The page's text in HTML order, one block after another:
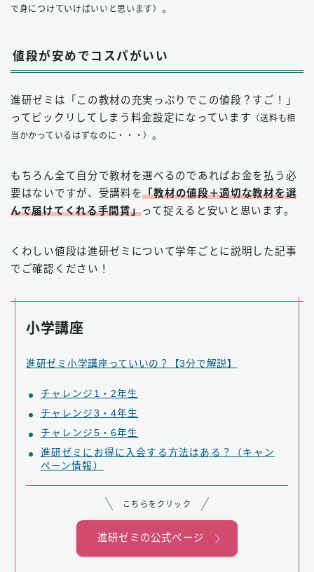
で身につけていけばいいと思います） 。
値段が安めでコスパがいい
進研ゼミは「この教材の充実っぷりでこの値段？すご！」
ってビックリしてしまう料金設定になっています
（送料も相
当かかっているはずなのに・・・）。
もちろん全て自分で教材を選べるのであればお金を払う必
要はないですが、受講料を「教材の値段＋適切な教材を選
んで届けてくれる手間賃」って捉えると安いと思います。
くわしい値段は進研ゼミについて学年ごとに説明した記事
でご確認ください！
小学講座
進研ゼミ小学講座っていいの？【3分で解説】
チャレンジ1・2年生
チャレンジ3・4年生
チャレンジ5・6年生
進研ゼミにお得に入会する方法はある？（キャン
ペーン情報）
こちらをクリック
進研ゼミの公式ページ